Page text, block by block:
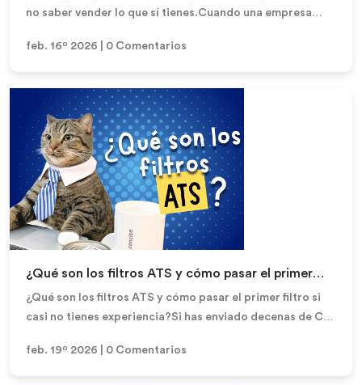
no saber vender lo que sí tienes.Cuando una empresa
feb. 16º 2026 | 0 Comentarios
Leer más
¿Qué son los filtros ATS y cómo pasar el primer
¿Qué son los filtros ATS y cómo pasar el primer filtro si
casi no tienes experiencia?Si has enviado decenas de CV
feb. 19º 2026 | 0 Comentarios